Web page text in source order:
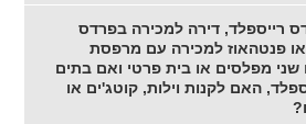
רייספלד, דירה למכירה בפרדס
או פנטהאוז למכירה עם מרפסת
מפלסים או בית פרטי ואם בתים
האם לקנות וילות, קוטג'ים או